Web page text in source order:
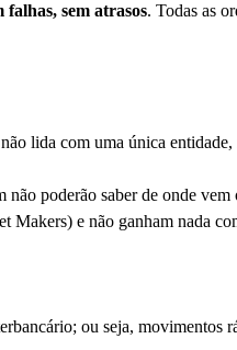
falhas, sem atrasos. Todas as
lida com uma única
poderão saber de onde vem
Makers) e não ganham nada
ou seja, movimentos